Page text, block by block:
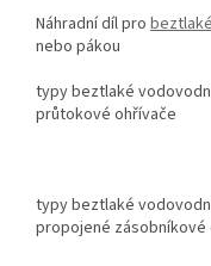
Náhradní díl pro
nebo pákou
typy beztlaké
průtokové ohřívače
typy beztlaké
propojené zásobníkové